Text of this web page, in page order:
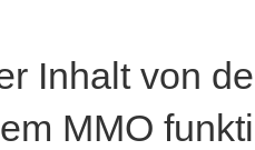
Inhalt von
MMO